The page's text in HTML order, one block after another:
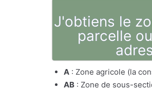
J'obtiens le
parcelle
A : Zone agricole (la
AB : Zone de sous-